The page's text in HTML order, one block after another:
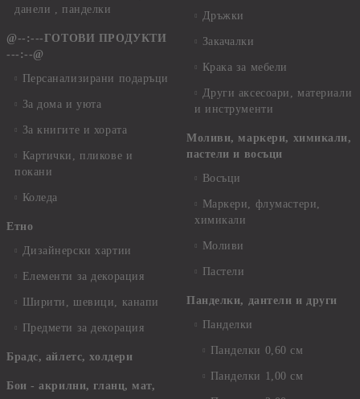
данели , панделки
@--:---ГОТОВИ ПРОДУКТИ
---:--@
Персанализирани подаръци
За дома и уюта
За книгите и хората
Картички, пликове и
покани
Коледа
Етно
Дизайнерски хартии
Елементи за декорация
Ширити, шевици, канапи
Предмети за декорация
Брадс, айлетс, холдери
Бои - акрилни, гланц, мат,
Дръжки
Закачалки
Крака за мебели
Други аксесоари, материали
и инструменти
Моливи, маркери, химикали,
пастели и восъци
Восъци
Маркери, флумастери,
химикали
Моливи
Пастели
Панделки, дантели и други
Панделки
Панделки 0,60 см
Панделки 1,00 см